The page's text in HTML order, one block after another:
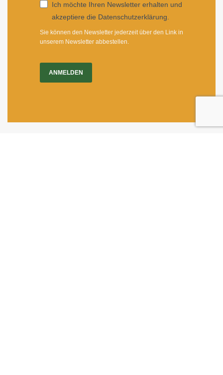
Ich möchte Ihren Newsletter erhalten und
akzeptiere die Datenschutzerklärung.
Sie können den Newsletter jederzeit über den Link in
unserem Newsletter abbestellen.
ANMELDEN